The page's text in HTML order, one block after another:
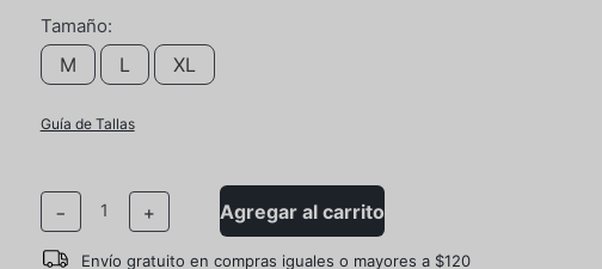
M L XL
Guía de Tallas
＋
－ Agregar al carrito
Envío gratuito en compras iguales o mayores a $120